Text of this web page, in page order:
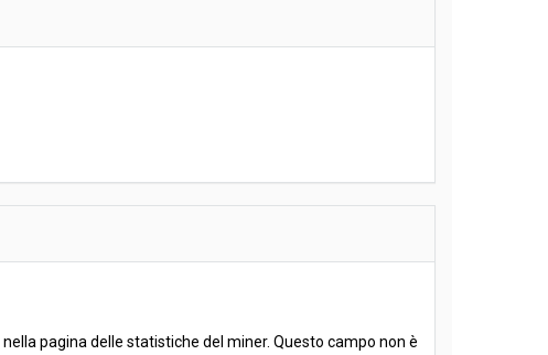
pagina delle statistiche del miner. Questo campo non è